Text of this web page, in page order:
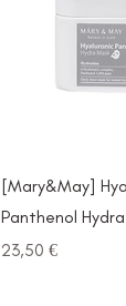
Vista
[Mary&May]
Panthenol
Prezzo
23,50 €